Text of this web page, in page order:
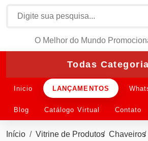
O Melhor do Mundo
Todas
Inicio LANÇAMENTOS
Blog Catálogo Virtual Contato
Início Vitrine de Produtos Chaveiros